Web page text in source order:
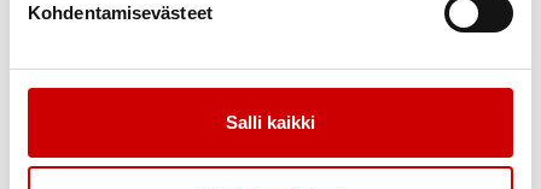
Kohdentamisevästeet
Salli kaikki
Link to facebook
Link to twitter
Link to instagram
Link to youtube